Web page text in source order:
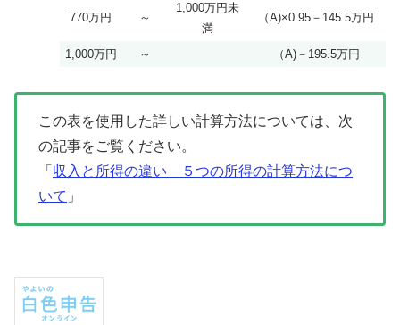
770万円 ～
1,000万円未
満
（A)×0.95－145.5万円
1,000万円 ～ （A)－195.5万円
この表を使用した詳しい計算方法については、次
の記事をご覧ください。
「 収入と所得の違い ５つの所得の計算方法につ
いて 」